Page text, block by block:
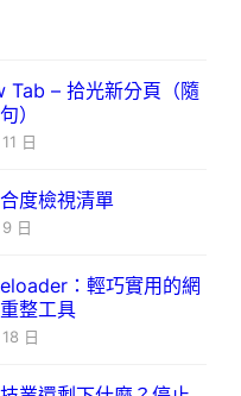
Tab – 拾光新分頁（隨
）
日
度檢視清單
日
：輕巧實用的網
整工具
日